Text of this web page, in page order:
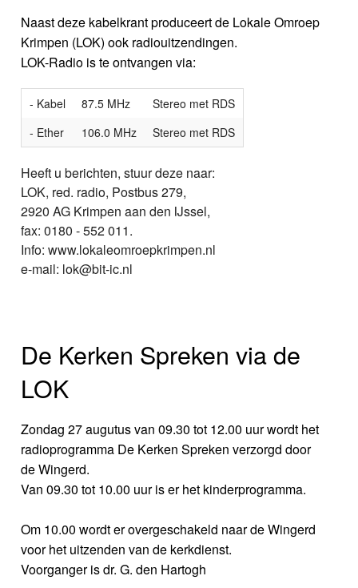
Naast deze kabelkrant produceert de Lokale Omroep
Krimpen (LOK) ook radiouitzendingen.
LOK-Radio is te ontvangen via:
- Kabel 87.5 MHz
Stereo met RDS
- Ether
106.0 MHz Stereo met RDS
Heeft u berichten, stuur deze naar:
LOK, red. radio, Postbus 279,
2920 AG Krimpen aan den IJssel,
fax: 0180 - 552 011.
Info: www.lokaleomroepkrimpen.nl
e-mail: lok@bit-ic.nl
De Kerken Spreken via de
LOK
Zondag 27 augutus van 09.30 tot 12.00 uur wordt het
radioprogramma De Kerken Spreken verzorgd door
de Wingerd.
Van 09.30 tot 10.00 uur is er het kinderprogramma.
Om 10.00 wordt er overgeschakeld naar de Wingerd
voor het uitzenden van de kerkdienst.
Voorganger is dr. G. den Hartogh